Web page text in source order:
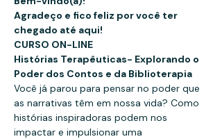
Agradeço e fico feliz por você ter
chegado até aqui!
CURSO ON-LINE
Histórias Terapêuticas- Explorando o
Poder dos Contos e da Biblioterapia
Você já parou para pensar no poder que
as narrativas têm em nossa vida? Como
histórias inspiradoras podem nos
impactar e impulsionar uma